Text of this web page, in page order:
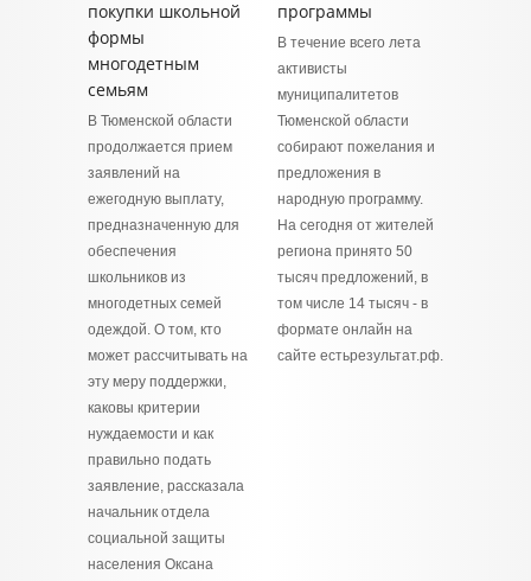
покупки школьной
формы
многодетным
семьям
В Тюменской области
продолжается прием
заявлений на
ежегодную выплату,
предназначенную для
обеспечения
школьников из
многодетных семей
одеждой. О том, кто
может рассчитывать на
эту меру поддержки,
каковы критерии
нуждаемости и как
правильно подать
заявление, рассказала
начальник отдела
социальной защиты
населения Оксана
программы
В течение всего лета
активисты
муниципалитетов
Тюменской области
собирают пожелания и
предложения в
народную программу.
На сегодня от жителей
региона принято 50
тысяч предложений, в
том числе 14 тысяч - в
формате онлайн на
сайте естьрезультат.рф.